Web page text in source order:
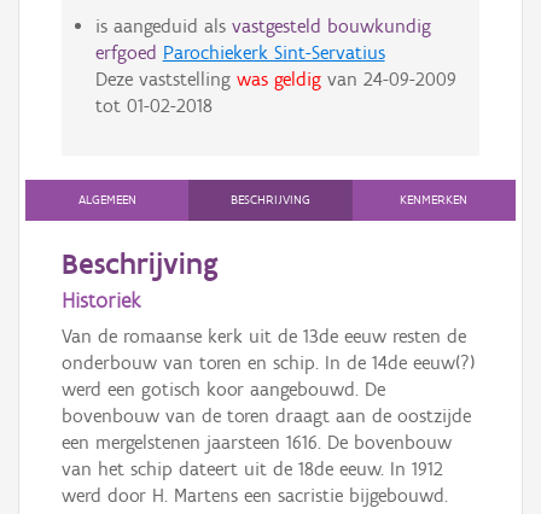
is aangeduid als vastgesteld bouwkundig
erfgoed Parochiekerk Sint-Servatius
Deze vaststelling was geldigvan 24-09-2009
tot 01-02-2018
ALGEMEEN BESCHRIJVING KENMERKEN
Beschrijving
Historiek
Van de romaanse kerk uit de 13de eeuw resten de
onderbouw van toren en schip. In de 14de eeuw(?)
werd een gotisch koor aangebouwd. De
bovenbouw van de toren draagt aan de oostzijde
een mergelstenen jaarsteen 1616. De bovenbouw
van het schip dateert uit de 18de eeuw. In 1912
werd door H. Martens een sacristie bijgebouwd.